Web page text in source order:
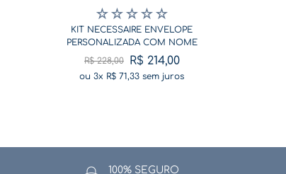
☆☆☆☆☆
KIT NECESSAIRE ENVELOPE
PERSONALIZADA COM NOME
R$ 228,00 R$ 214,00
ou3x R$ 71,33 sem juros
100% SEGURO